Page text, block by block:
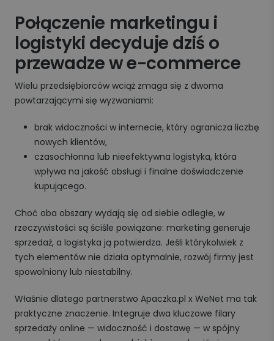
Połączenie marketingu i
logistyki decyduje dziś o
przewadze w e-commerce
Wielu przedsiębiorców wciąż zmaga się z dwoma
powtarzającymi się wyzwaniami:
brak widoczności w internecie, który ogranicza liczbę
nowych klientów,
czasochłonna lub nieefektywna logistyka, która
wpływa na jakość obsługi i finalne doświadczenie
kupującego.
Choć oba obszary wydają się od siebie odległe, w
rzeczywistości są ściśle powiązane: marketing generuje
sprzedaż, a logistyka ją potwierdza. Jeśli którykolwiek z
tych elementów nie działa optymalnie, rozwój firmy jest
spowolniony lub niestabilny.
Właśnie dlatego partnerstwo Apaczka.pl x WeNet ma tak
praktyczne znaczenie. Integruje dwa kluczowe filary
sprzedaży online — widoczność i dostawę — w spójny